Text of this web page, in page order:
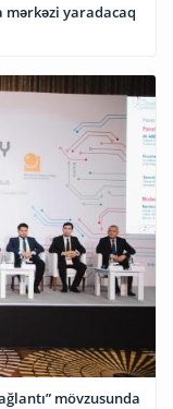
mərkəzi yaradacaq
mövzusunda